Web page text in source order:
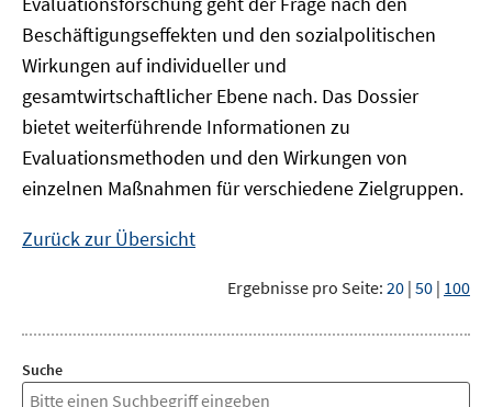
Beschäftigungseffekten und den sozialpolitischen
Wirkungen auf individueller und
gesamtwirtschaftlicher Ebene nach. Das Dossier
bietet weiterführende Informationen zu
Evaluationsmethoden und den Wirkungen von
einzelnen Maßnahmen für verschiedene Zielgruppen.
Zurück zur Übersicht
Ergebnisse pro Seite: 20 | 50 | 100
Suche